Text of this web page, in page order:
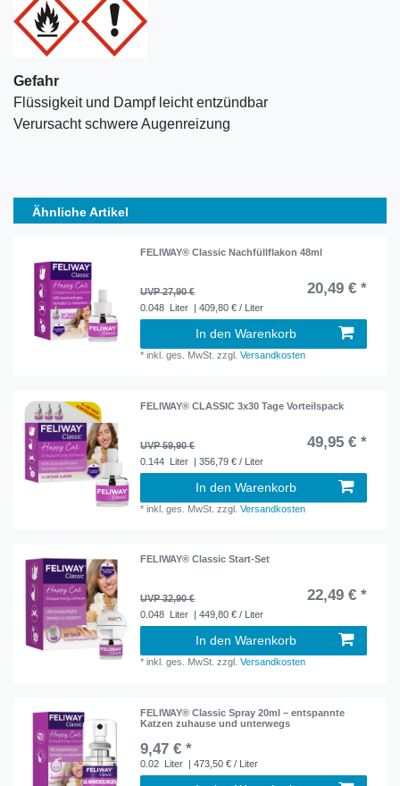
Gefahr
Flüssigkeit und Dampf leicht entzündbar
Verursacht schwere Augenreizung
Ähnliche Artikel
FELIWAY® Classic Nachfüllflakon 48ml
UVP 27,90 € 20,49 € *
0.048 Liter | 409,80 € / Liter
In den Warenkorb
*inkl. ges. MwSt. zzgl.Versandkosten
FELIWAY® CLASSIC 3x30 Tage Vorteilspack
UVP 59,90 € 49,95 € *
0.144 Liter | 356,79 € / Liter
In den Warenkorb
*inkl. ges. MwSt. zzgl.Versandkosten
FELIWAY® Classic Start-Set
UVP 32,90 € 22,49 € *
0.048 Liter | 449,80 € / Liter
In den Warenkorb
*inkl. ges. MwSt. zzgl.Versandkosten
FELIWAY® Classic Spray 20ml – entspannte
Katzen zuhause und unterwegs
9,47 € *
0.02 Liter | 473,50 € / Liter